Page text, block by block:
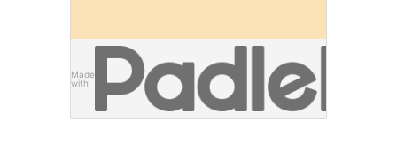
Made
with